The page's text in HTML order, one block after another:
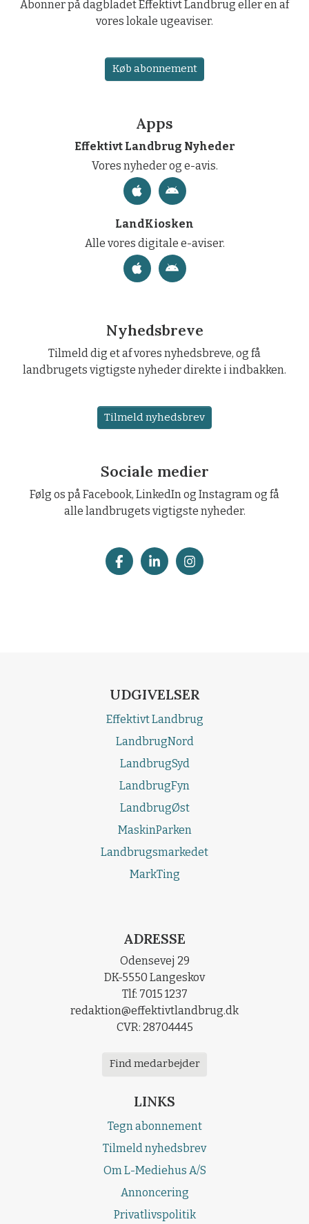
Abonner på dagbladet Effektivt Landbrug eller en af
vores lokale ugeaviser.
Køb abonnement
Apps
Effektivt Landbrug Nyheder
Vores nyheder og e-avis.
LandKiosken
Alle vores digitale e-aviser.
Nyhedsbreve
Tilmeld dig et af vores nyhedsbreve, og få
landbrugets vigtigste nyheder direkte i indbakken.
Tilmeld nyhedsbrev
Sociale medier
Følg os på Facebook, LinkedIn og Instagram og få
alle landbrugets vigtigste nyheder.
UDGIVELSER
Effektivt Landbrug
LandbrugNord
LandbrugSyd
LandbrugFyn
LandbrugØst
MaskinParken
Landbrugsmarkedet
MarkTing
ADRESSE
Odensevej 29
DK-5550 Langeskov
Tlf: 7015 1237
redaktion@effektivtlandbrug.dk
CVR: 28704445
Find medarbejder
LINKS
Tegn abonnement
Tilmeld nyhedsbrev
Om L-Mediehus A/S
Annoncering
Privatlivspolitik